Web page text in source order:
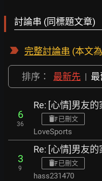
討論串 (同標題文章)
完整討論串 (本文
排序： 最新先 |
6
36
Re: [心情]男友
已刪文
LoveSports
3
9
Re: [心情]男友
已刪文
hass231470